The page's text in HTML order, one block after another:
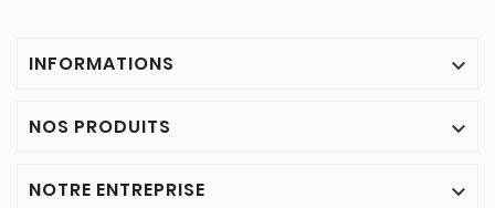
INFORMATIONS 
NOS PRODUITS 
NOTRE ENTREPRISE 